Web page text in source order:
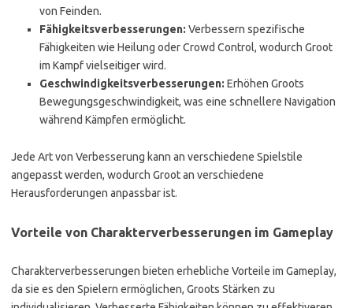
von Feinden.
Fähigkeitsverbesserungen: Verbessern spezifische
Fähigkeiten wie Heilung oder Crowd Control, wodurch Groot
im Kampf vielseitiger wird.
Geschwindigkeitsverbesserungen: Erhöhen Groots
Bewegungsgeschwindigkeit, was eine schnellere Navigation
während Kämpfen ermöglicht.
Jede Art von Verbesserung kann an verschiedene Spielstile
angepasst werden, wodurch Groot an verschiedene
Herausforderungen anpassbar ist.
Vorteile von Charakterverbesserungen im Gameplay
Charakterverbesserungen bieten erhebliche Vorteile im Gameplay,
da sie es den Spielern ermöglichen, Groots Stärken zu